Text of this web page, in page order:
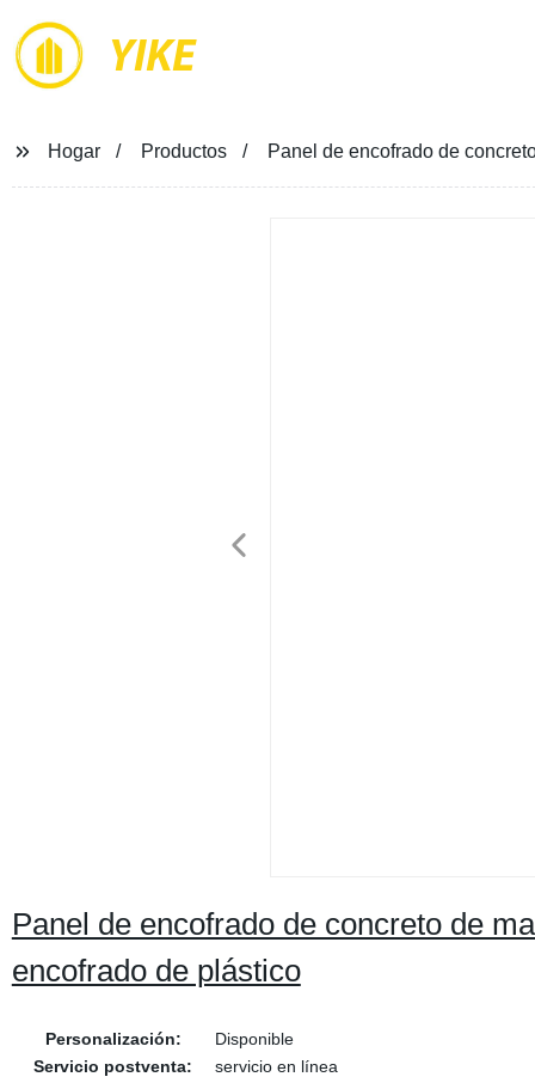
YIKE
Hogar Productos Panel de encofrado de
Panel de encofrado de concreto de
encofrado de plástico
Personalización:
Disponible
Servicio postventa:
servicio en línea